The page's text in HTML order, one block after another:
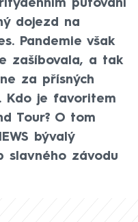
putování
dojezd na
Pandemie však
zašíbovala, a tak
za přísných
Kdo je favoritem
Tour? O tom
bývalý
závodu